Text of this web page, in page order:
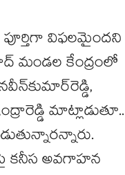
పూర్తిగా విఫలమైందని
మండల కేంద్రంలో
మాట్లాడుతూ..
కనీస అవగాహన